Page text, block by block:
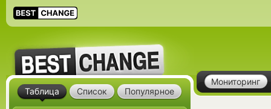
Мониторинг
Таблица Список Популярное